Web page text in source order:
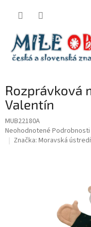
Rozprávková
Valentín
MUB22180A
Priemerné
hodnotenie
Neohodnotené
Značka: Moravská